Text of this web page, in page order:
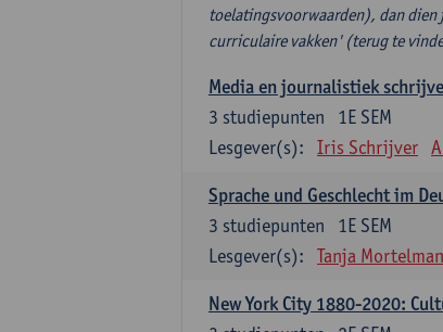
toelatingsvoorwaarden), dan
curriculaire vakken' (terug te
Media en journalistiek
1E SEM
3 studiepunten
Lesgever(s):
Iris Schrijver
Sprache und Geschlecht im
1E SEM
3 studiepunten
Lesgever(s):
Tanja
New York City 1880-2020: